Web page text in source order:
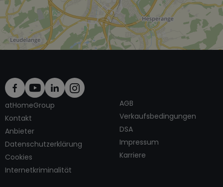
atHomeGroup
Kontakt
Anbieter
Datenschutzerklärung
Cookies
Internetkriminalität
AGB
Verkaufsbedingungen
DSA
Impressum
Karriere